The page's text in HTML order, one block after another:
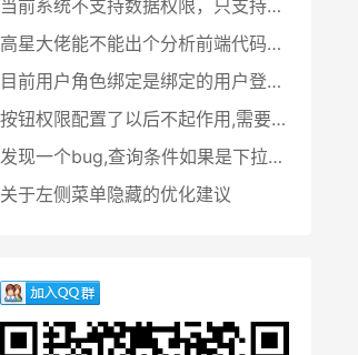
当前系统不支持数据权限，只支持角色权限吗？？？
高星大佬能不能出个分析前端代码的教程
目前用户角色绑定是绑定的用户登录名,后期能否改成绑定用户id
按钮权限配置了以后不起作用,需要怎么处理
发现一个bug,查询条件如果是下拉树,那么点击清空按钮会清除不掉
关于左侧菜单隐藏的优化建议